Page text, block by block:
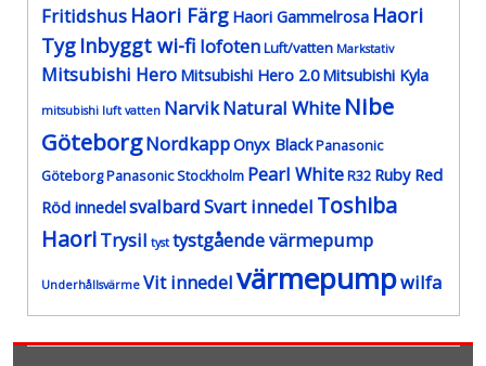
Fritidshus Haori Färg Haori Gammelrosa Haori
Tyg Inbyggt wi-fi lofotenLuft/vatten Markstativ
Mitsubishi Hero Mitsubishi Hero 2.0 Mitsubishi Kyla
mitsubishi luft vatten NarvikNatural White Nibe
GöteborgNordkappOnyx BlackPanasonic
GöteborgPanasonic Stockholm Pearl WhiteR32 Ruby Red
Röd innedelsvalbardSvart innedel Toshiba
HaoriTrysil tyst tystgående värmepump
Underhållsvärme Vit innedelvärmepumpwilfa